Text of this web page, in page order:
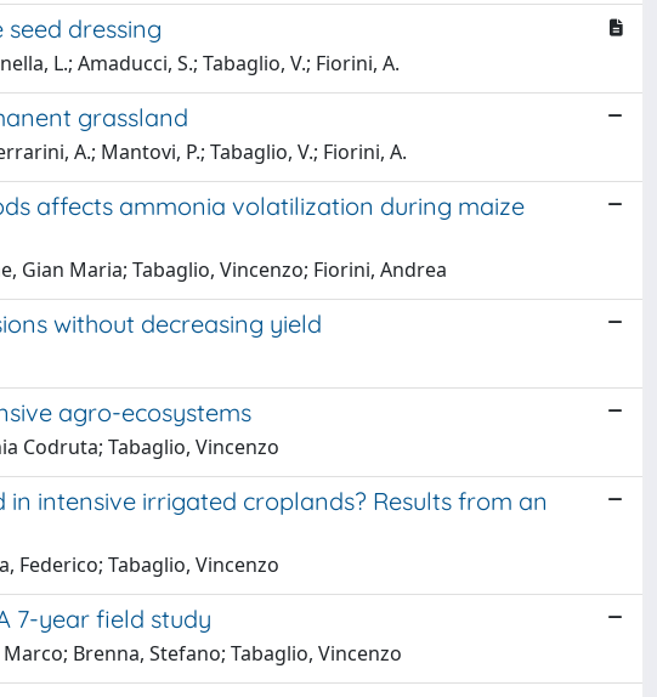
dressing
L.; Amaducci, S.; Tabaglio, V.; Fiorini, A.
grassland
A.; Mantovi, P.; Tabaglio, V.; Fiorini, A.
affects ammonia volatilization during maize
Gian Maria; Tabaglio, Vincenzo; Fiorini, Andrea
without decreasing yield
agro-ecosystems
Codruta; Tabaglio, Vincenzo
intensive irrigated croplands? Results from an
Federico; Tabaglio, Vincenzo
7-year field study
Brenna, Stefano; Tabaglio, Vincenzo